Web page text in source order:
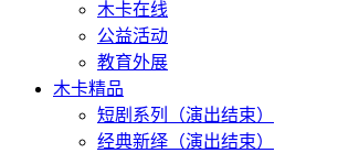
木卡在线
公益活动
教育外展
木卡精品
短剧系列（演出结束）
经典新绎（演出结束）